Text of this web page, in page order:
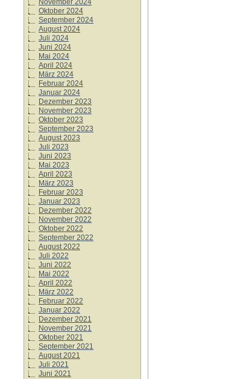
November 2024
Oktober 2024
September 2024
August 2024
Juli 2024
Juni 2024
Mai 2024
April 2024
März 2024
Februar 2024
Januar 2024
Dezember 2023
November 2023
Oktober 2023
September 2023
August 2023
Juli 2023
Juni 2023
Mai 2023
April 2023
März 2023
Februar 2023
Januar 2023
Dezember 2022
November 2022
Oktober 2022
September 2022
August 2022
Juli 2022
Juni 2022
Mai 2022
April 2022
März 2022
Februar 2022
Januar 2022
Dezember 2021
November 2021
Oktober 2021
September 2021
August 2021
Juli 2021
Juni 2021